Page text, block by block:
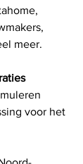
meer.
voor het